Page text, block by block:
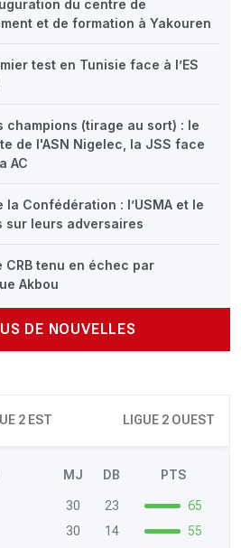
du centre de
et de formation à Yakouren
test en Tunisie face à l’ES
champions (tirage au sort) : le
de l'ASN Nigelec, la JSS face
AC
la Confédération : l’USMA et le
sur leurs adversaires
CRB tenu en échec par
Akbou
DE NOUVELLES
2 EST LIGUE 2 OUEST
MJ DB PTS
30 23
65
30 14
55